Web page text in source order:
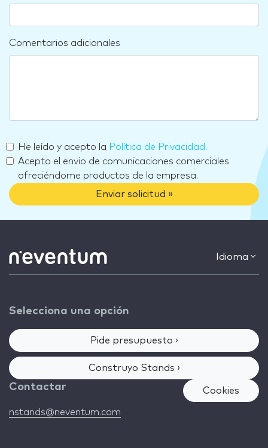
Comentarios adicionales
He leído y acepto la Política de Privacidad.
Acepto el envio de comunicaciones comerciales
ofreciéndome productos de la empresa.
Enviar solicitud »
Idioma
Selecciona una opción
Pide presupuesto ›
Construyo Stands ›
Contactar
nstands@neventum.com
Cookies